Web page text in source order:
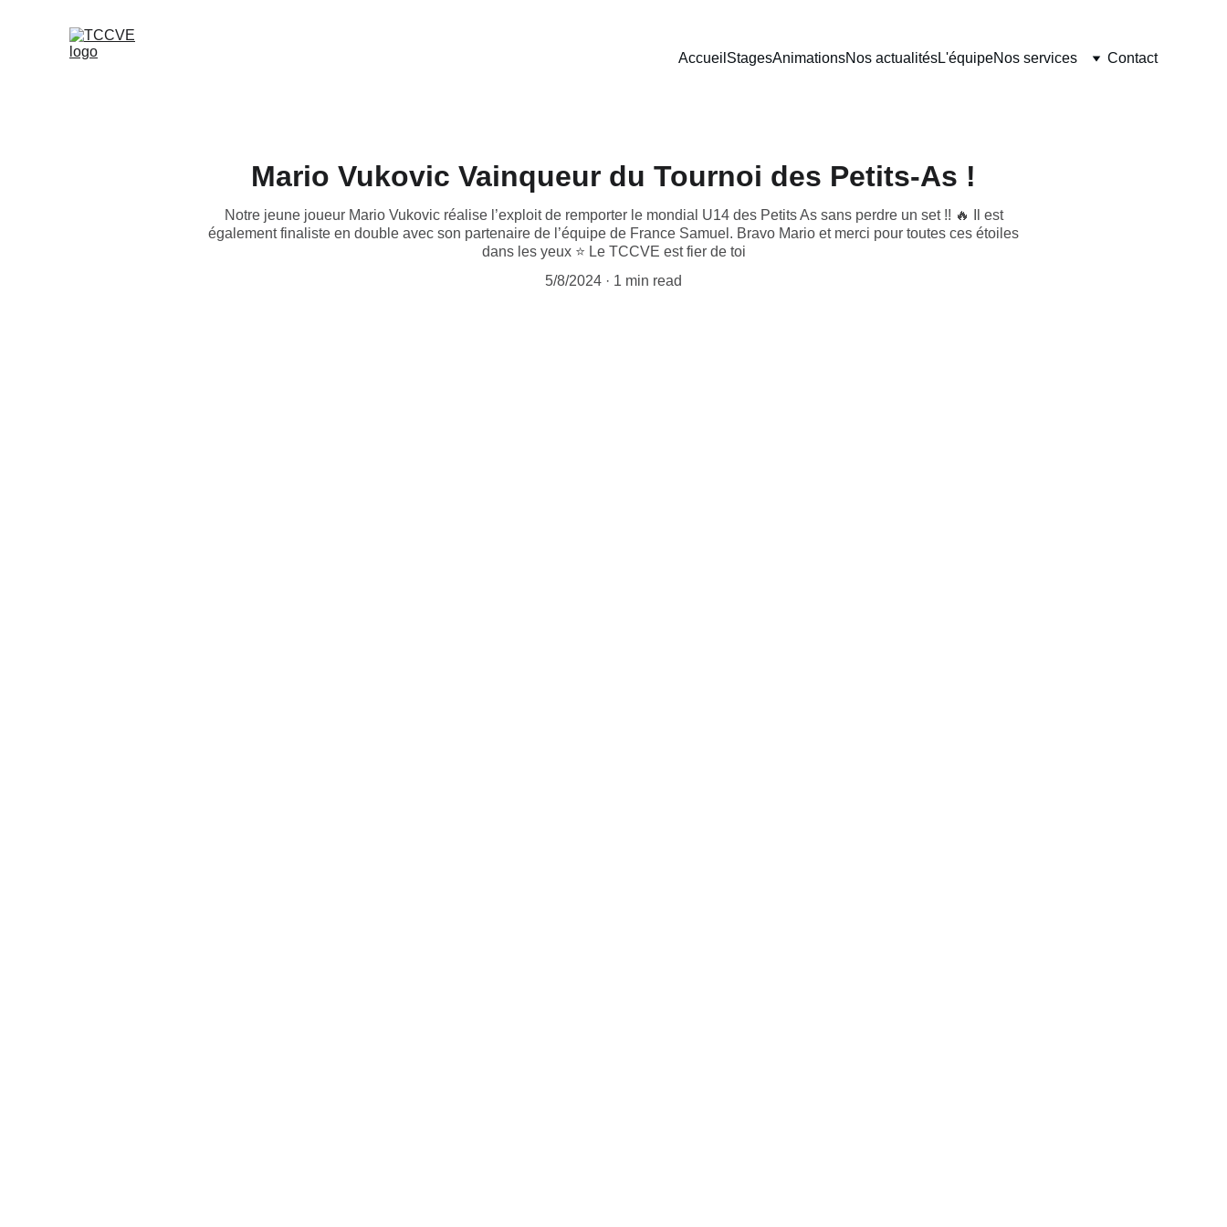
Accueil StagesAnimationsNos actualitésL'équipeNos services Contact
Mario Vukovic Vainqueur du Tournoi des Petits-As !
Notre jeune joueur Mario Vukovic réalise l’exploit de remporter le mondial U14 des Petits As sans perdre un set !! 🔥 Il est
également finaliste en double avec son partenaire de l’équipe de France Samuel. Bravo Mario et merci pour toutes ces étoiles
dans les yeux ⭐️ Le TCCVE est fier de toi
5/8/2024
1 min read